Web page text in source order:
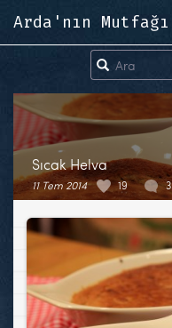
Arda'nın Mutfağı
Sıcak Helva
11 Tem 2014 19 3